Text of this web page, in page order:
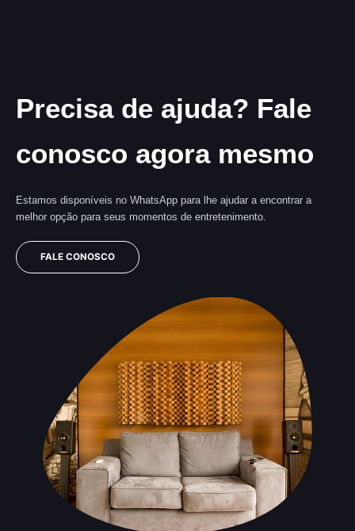
Precisa de ajuda? Fale
conosco agora mesmo
Estamos disponíveis no WhatsApp para lhe ajudar a encontrar a
melhor opção para seus momentos de entretenimento.
FALE CONOSCO